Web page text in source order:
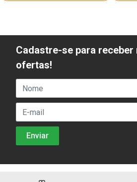
Cadastre-se para receber
ofertas!